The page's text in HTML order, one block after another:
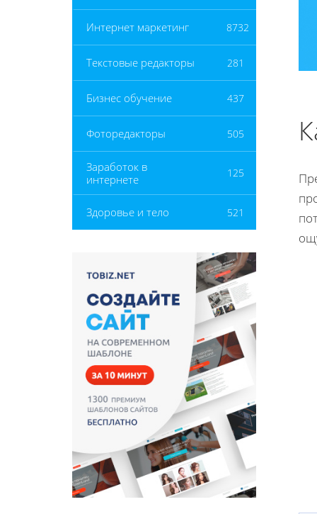
Интернет маркетинг 8732
Текстовые редакторы 281
Бизнес обучение 437
Фоторедакторы 505
Заработок в
интернете
125
Здоровье и тело 521